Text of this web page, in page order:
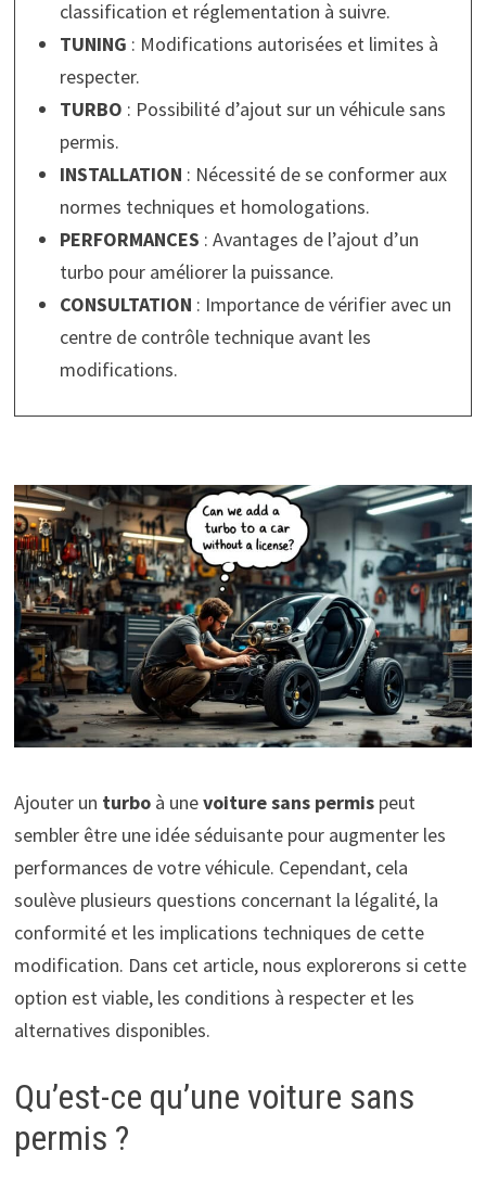
classification et réglementation à suivre.
TUNING : Modifications autorisées et limites à
respecter.
TURBO : Possibilité d’ajout sur un véhicule sans
permis.
INSTALLATION : Nécessité de se conformer aux
normes techniques et homologations.
PERFORMANCES : Avantages de l’ajout d’un
turbo pour améliorer la puissance.
CONSULTATION : Importance de vérifier avec un
centre de contrôle technique avant les
modifications.
Ajouter un turboà unevoiture sans permispeut
sembler être une idée séduisante pour augmenter les
performances de votre véhicule. Cependant, cela
soulève plusieurs questions concernant la légalité, la
conformité et les implications techniques de cette
modification. Dans cet article, nous explorerons si cette
option est viable, les conditions à respecter et les
alternatives disponibles.
Qu’est-ce qu’une voiture sans
permis ?